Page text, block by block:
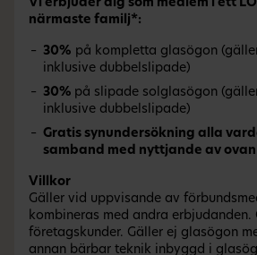
Vi erbjuder dig som medlem i ett
närmaste familj*:
30% på kompletta glasögon
inklusive dubbelslipade)
30% på slipade solglasögon
inklusive dubbelslipade)
Gratis synundersökning alla
samband med nyttjande av
Villkor
Gäller vid uppvisande av
kombineras med andra erbjudanden.
företagskunder. Gäller ej glasögon
annan bärbar teknik inbyggd i